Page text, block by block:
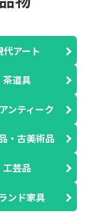
代アート
茶道具
ンティーク
・古美術品
工芸品
ンド家具